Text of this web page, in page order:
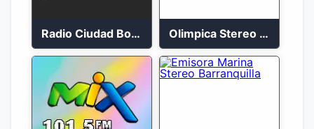
Radio Ciudad Bolívar 88.5 FM Olimpica Stereo Ibagué 94.3 FM